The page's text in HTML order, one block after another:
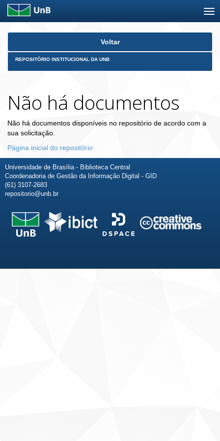
Skip
Voltar
REPOSITÓRIO INSTITUCIONAL DA UNB
Não há documentos
Não há documentos disponíveis no repositório de acordo com a
sua solicitação.
Página inicial do repositório
Universidade de Brasília - Biblioteca Central
Coordenadoria de Gestão da Informação Digital - GID
(61) 3107-2683
repositorio@unb.br